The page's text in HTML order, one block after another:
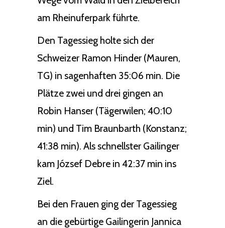
am Rheinuferpark führte.
Den Tagessieg holte sich der
Schweizer Ramon Hinder (Mauren,
TG) in sagenhaften 35:06 min. Die
Plätze zwei und drei gingen an
Robin Hanser (Tägerwilen; 40:10
min) und Tim Braunbarth (Konstanz;
41:38 min). Als schnellster Gailinger
kam József Debre in 42:37 min ins
Ziel.
Bei den Frauen ging der Tagessieg
an die gebürtige Gailingerin Jannica